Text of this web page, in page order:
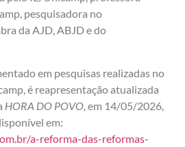
pesquisadora no
da AJD, ABJD e do
em pesquisas realizadas no
é reapresentação atualizada
HORA DO POVO, em 14/05/2026,
em:
a-reforma-das-reformas-